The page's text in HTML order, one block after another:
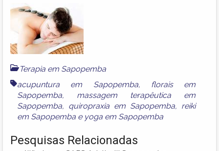
Terapia em Sapopemba
acupuntura em Sapopemba, florais em
Sapopemba, massagem terapêutica em
Sapopemba, quiropraxia em Sapopemba, reiki
em Sapopemba e yoga em Sapopemba
Pesquisas Relacionadas